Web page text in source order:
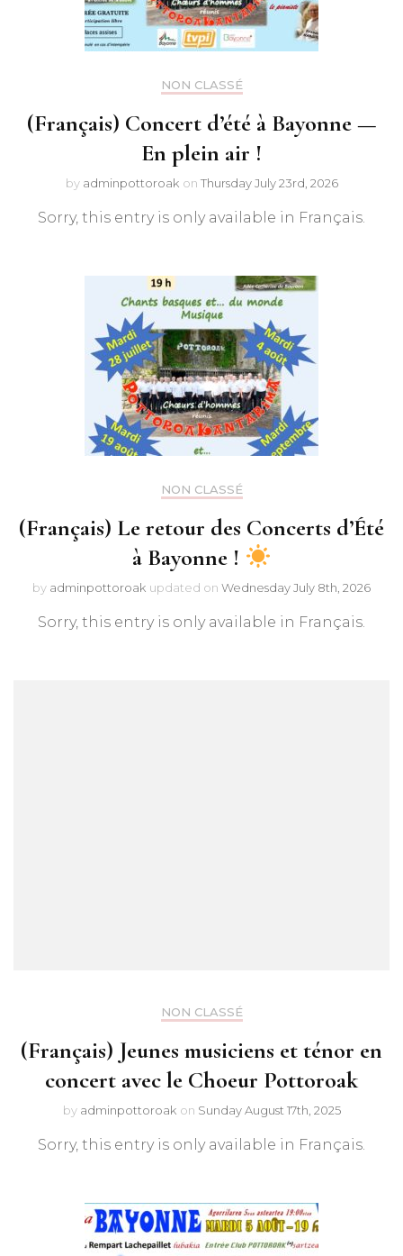
NON CLASSÉ
(Français) Concert d’été à Bayonne —
En plein air !
by adminpottoroak on Thursday July 23rd, 2026
Sorry, this entry is only available in Français.
NON CLASSÉ
(Français) Le retour des Concerts d’Été
à Bayonne !
by adminpottoroak updated on Wednesday July 8th, 2026
Sorry, this entry is only available in Français.
NON CLASSÉ
(Français) Jeunes musiciens et ténor en
concert avec le Choeur Pottoroak
by adminpottoroak on Sunday August 17th, 2025
Sorry, this entry is only available in Français.